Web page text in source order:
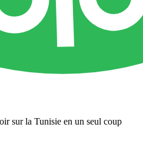
sur la Tunisie en un seul coup